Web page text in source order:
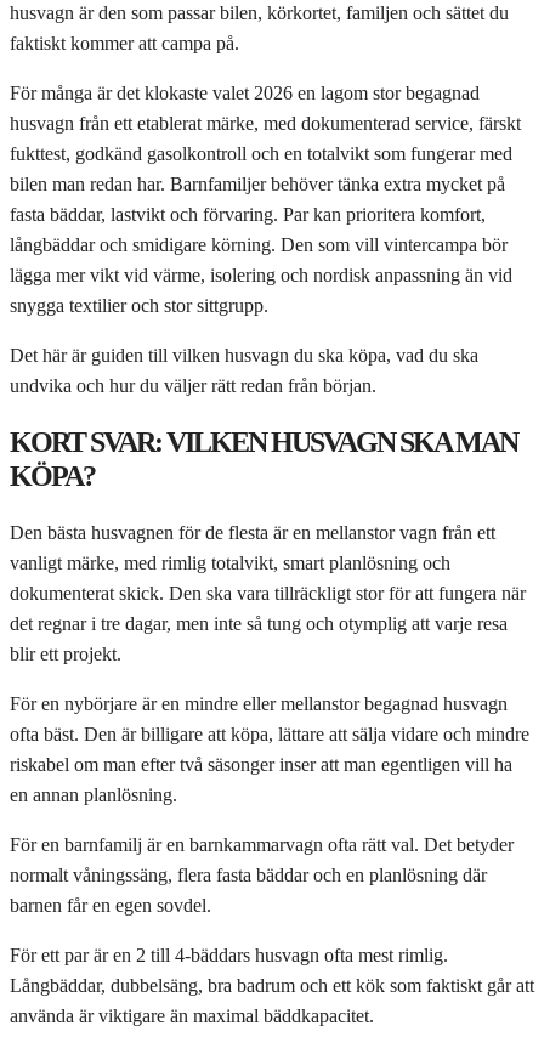
husvagn är den som passar bilen, körkortet, familjen och sättet du
faktiskt kommer att campa på.
För många är det klokaste valet 2026 en lagom stor begagnad
husvagn från ett etablerat märke, med dokumenterad service, färskt
fukttest, godkänd gasolkontroll och en totalvikt som fungerar med
bilen man redan har. Barnfamiljer behöver tänka extra mycket på
fasta bäddar, lastvikt och förvaring. Par kan prioritera komfort,
långbäddar och smidigare körning. Den som vill vintercampa bör
lägga mer vikt vid värme, isolering och nordisk anpassning än vid
snygga textilier och stor sittgrupp.
Det här är guiden till vilken husvagn du ska köpa, vad du ska
undvika och hur du väljer rätt redan från början.
KORT SVAR: VILKEN HUSVAGN SKA MAN
KÖPA?
Den bästa husvagnen för de flesta är en mellanstor vagn från ett
vanligt märke, med rimlig totalvikt, smart planlösning och
dokumenterat skick. Den ska vara tillräckligt stor för att fungera när
det regnar i tre dagar, men inte så tung och otymplig att varje resa
blir ett projekt.
För en nybörjare är en mindre eller mellanstor begagnad husvagn
ofta bäst. Den är billigare att köpa, lättare att sälja vidare och mindre
riskabel om man efter två säsonger inser att man egentligen vill ha
en annan planlösning.
För en barnfamilj är en barnkammarvagn ofta rätt val. Det betyder
normalt våningssäng, flera fasta bäddar och en planlösning där
barnen får en egen sovdel.
För ett par är en 2 till 4-bäddars husvagn ofta mest rimlig.
Långbäddar, dubbelsäng, bra badrum och ett kök som faktiskt går att
använda är viktigare än maximal bäddkapacitet.